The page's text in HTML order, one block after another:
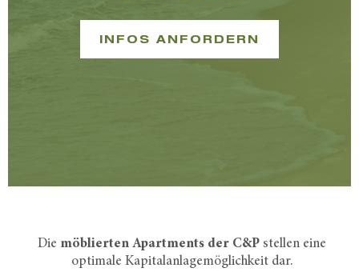
INFOS ANFORDERN
Die möblierten Apartments der C&Pstellen eine
optimale Kapitalanlagemöglichkeit dar.